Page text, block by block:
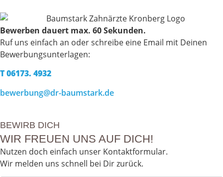
Bewerben dauert max. 60 Sekunden.
Ruf uns einfach an oder schreibe eine Email mit Deinen
Bewerbungsunterlagen:
T 06173. 4932
bewerbung@dr-baumstark.de
BEWIRB DICH
WIR FREUEN UNS AUF DICH!
Nutzen doch einfach unser Kontaktformular.
Wir melden uns schnell bei Dir zurück.